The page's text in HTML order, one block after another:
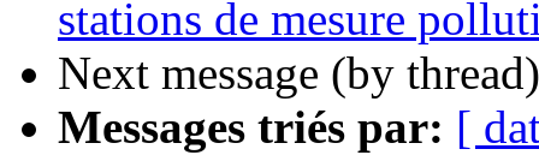
stations de mesure
Next message (by
Messages triés par: [